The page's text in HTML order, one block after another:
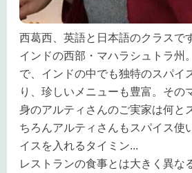
西葛西、英語と日本語のクラスで
インドの西部・マハラシュトラ州
で、インドの中でも独特のスパイ
り、珍しいメニューも豊富。その
身のアルティさんのご実家は何と
ちろんアルティさんもスパイス使
イスを入れるタイミン...
レストランの食事とは大きく異な